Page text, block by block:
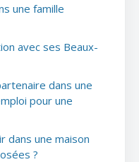
une famille
avec ses Beaux-
dans une
pour une
dans une maison
?